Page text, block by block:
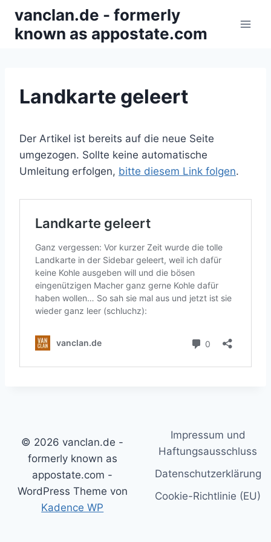
Inhalt
springen
vanclan.de - formerly
known as appostate.com
Landkarte geleert
Der Artikel ist bereits auf die neue Seite
umgezogen. Sollte keine automatische
Umleitung erfolgen, bitte diesem Link folgen.
© 2026 vanclan.de -
formerly known as
appostate.com -
WordPress Theme von
Kadence WP
Impressum und
Haftungsausschluss
Datenschutzerklärung
Cookie-Richtlinie (EU)